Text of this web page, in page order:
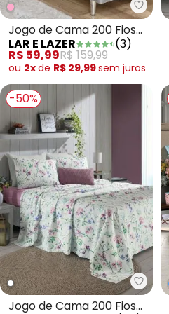
Lar e
Jogo de Cama 200 Fios
Rosa Solteiro 2 Peças
LAR E LAZER (3)
R$ 59,99R$ 159,99
ou 2xde R$ 29,99sem juros
-50%
Jogo de Cama 200 Fios